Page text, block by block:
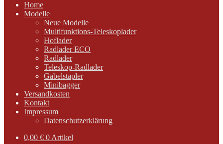
Home
Modelle
Neue Modelle
Multifunktions-Teleskoplader
Hoflader
Radlader ECO
Radlader
Teleskop-Radlader
Gabelstapler
Minibagger
Versandkosten
Kontakt
Impressum
Datenschutzerklärung
0,00 € 0 Artikel